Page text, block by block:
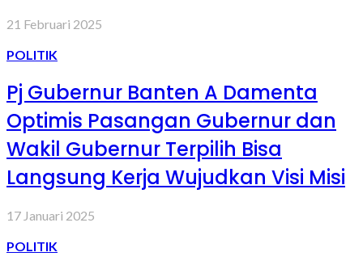
21 Februari 2025
POLITIK
Pj Gubernur Banten A Damenta
Optimis Pasangan Gubernur dan
Wakil Gubernur Terpilih Bisa
Langsung Kerja Wujudkan Visi Misi
17 Januari 2025
POLITIK